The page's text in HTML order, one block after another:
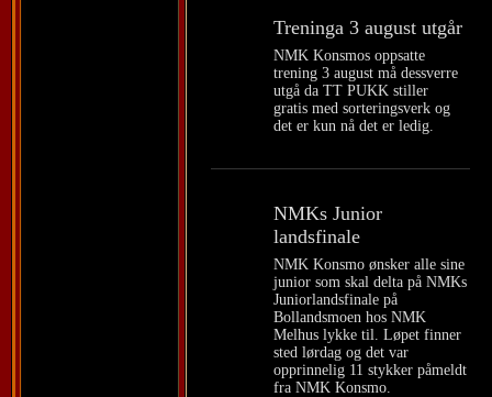
Treninga 3 august utgår
NMK Konsmos oppsatte
trening 3 august må dessverre
utgå da TT PUKK stiller
gratis med sorteringsverk og
det er kun nå det er ledig.
NMKs Junior
landsfinale
NMK Konsmo ønsker alle sine
junior som skal delta på NMKs
Juniorlandsfinale på
Bollandsmoen hos NMK
Melhus lykke til. Løpet finner
sted lørdag og det var
opprinnelig 11 stykker påmeldt
fra NMK Konsmo.